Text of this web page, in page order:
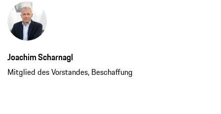
Joachim Scharnagl
Mitglied des Vorstandes, Beschaffung